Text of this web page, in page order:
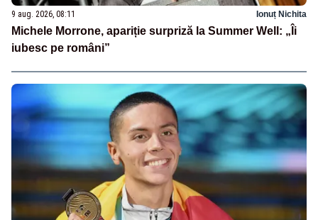
9 aug. 2026, 08:11 Ionuț Nichita
Michele Morrone, apariție surpriză la Summer Well: „Îi
iubesc pe români”